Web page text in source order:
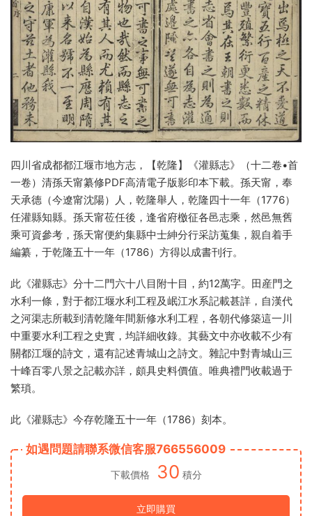
四川省成都都江堰市地方志，【乾隆】《灌縣志》（十二卷•首
一卷）清孫天甯纂修PDF高清電子版影印本下載。孫天甯，奉
天承德（今遼甯沈陽）人，乾隆舉人，乾隆四十一年（1776）
任灌縣知縣。孫天甯莅任後，逢省府檄征各邑志乘，然邑無舊
乘可資參考，孫天甯便約集縣中士紳分行采訪蒐集，親自着手
編纂，于乾隆五十一年（1786）方得以成書刊行。
此《灌縣志》分十二門六十八目附十目，約12萬字。田産門之
水利一條，對于都江堰水利工程及岷江水系記載甚詳，自漢代
之河渠志所載到清乾隆年間新修水利工程，各朝代修築這一川
中重要水利工程之史實，均詳細收錄。其藝文中亦收載不少有
關都江堰的詩文，還有記述青城山之詩文。雜記中對青城山三
十峰百零八景之記載亦詳，頗具史料價值。唯典禮門收載過于
繁瑣。
此《灌縣志》今存乾隆五十一年（1786）刻本。
如遇問題請聯系微信客服766556009
下載價格 30 積分
立即購買